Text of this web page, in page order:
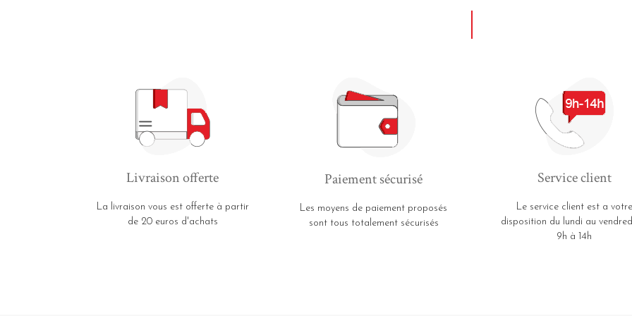
Livraison offerte
La livraison vous est offerte à partir
de 20 euros d'achats
Paiement sécurisé
Les moyens de paiement proposés
sont tous totalement sécurisés
Service client
Le service client est a votre
disposition du lundi au
9h à 14h